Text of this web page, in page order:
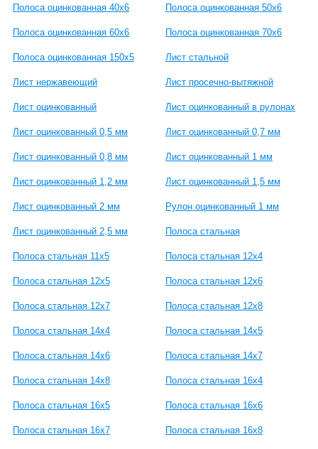
Полоса оцинкованная 40х6 Полоса оцинкованная 50х6
Полоса оцинкованная 60х6 Полоса оцинкованная 70х6
Полоса оцинкованная 150х5 Лист стальной
Лист нержавеющий Лист просечно-вытяжной
Лист оцинкованный Лист оцинкованный в рулонах
Лист оцинкованный 0,5 мм Лист оцинкованный 0,7 мм
Лист оцинкованный 0,8 мм Лист оцинкованный 1 мм
Лист оцинкованный 1,2 мм Лист оцинкованный 1,5 мм
Лист оцинкованный 2 мм Рулон оцинкованный 1 мм
Лист оцинкованный 2,5 мм Полоса стальная
Полоса стальная 11х5 Полоса стальная 12х4
Полоса стальная 12х5 Полоса стальная 12х6
Полоса стальная 12х7 Полоса стальная 12х8
Полоса стальная 14х4 Полоса стальная 14х5
Полоса стальная 14х6 Полоса стальная 14х7
Полоса стальная 14х8 Полоса стальная 16х4
Полоса стальная 16х5 Полоса стальная 16х6
Полоса стальная 16х7 Полоса стальная 16х8